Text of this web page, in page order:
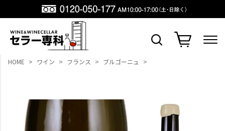
HOME ワイン フランス ブルゴーニュ